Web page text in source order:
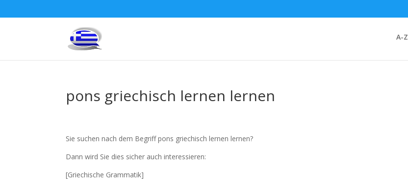
A-Z
pons griechisch lernen lernen
Sie suchen nach dem Begriff pons griechisch lernen lernen?
Dann wird Sie dies sicher auch interessieren:
[Griechische Grammatik]